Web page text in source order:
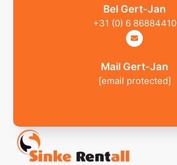
Bel Gert-Jan
+31 (0) 6 86884410
Mail Gert-Jan
[email protected]